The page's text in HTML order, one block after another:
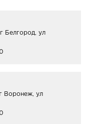
Белгород, ул
Воронеж, ул